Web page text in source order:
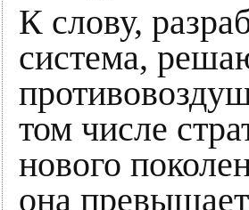
К слову,
система,
том числе
нового
она